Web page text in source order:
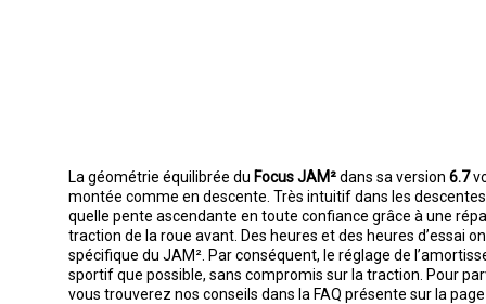
La géométrie équilibrée du Focus JAM²dans sa version 6.7
montée comme en descente. Très intuitif dans les
quelle pente ascendante en toute confiance grâce à une
traction de la roue avant. Des heures et des heures d’essai
spécifique du JAM². Par conséquent, le réglage de
sportif que possible, sans compromis sur la traction. Pour
vous trouverez nos conseils dans la FAQ présente sur la